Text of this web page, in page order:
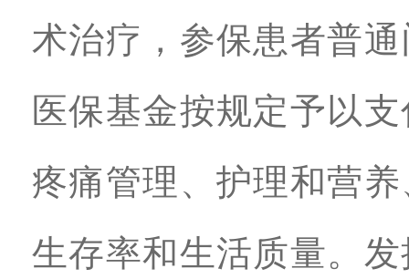
术治疗，参保患者普
医保基金按规定予以
疼痛管理、护理和营
生存率和生活质量。